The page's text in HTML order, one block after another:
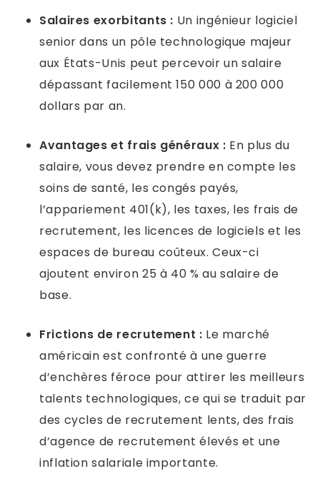
Salaires exorbitants : Un ingénieur logiciel
senior dans un pôle technologique majeur
aux États-Unis peut percevoir un salaire
dépassant facilement 150 000 à 200 000
dollars par an.
Avantages et frais généraux : En plus du
salaire, vous devez prendre en compte les
soins de santé, les congés payés,
l’appariement 401(k), les taxes, les frais de
recrutement, les licences de logiciels et les
espaces de bureau coûteux. Ceux-ci
ajoutent environ 25 à 40 % au salaire de
base.
Frictions de recrutement : Le marché
américain est confronté à une guerre
d’enchères féroce pour attirer les meilleurs
talents technologiques, ce qui se traduit par
des cycles de recrutement lents, des frais
d’agence de recrutement élevés et une
inflation salariale importante.